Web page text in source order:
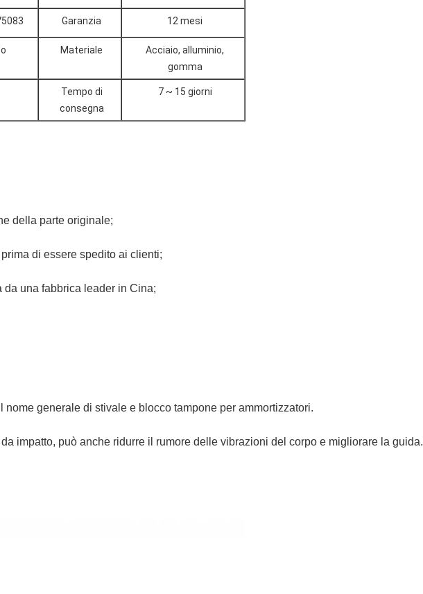
Garanzia 12 mesi
Materiale
Acciaio, alluminio,
gomma
Tempo di
consegna
7 ~ 15 giorni
della parte originale;
di essere spedito ai clienti;
una fabbrica leader in Cina;
nome generale di stivale e blocco tampone per ammortizzatori.
impatto, può anche ridurre il rumore delle vibrazioni del corpo e migliorare la guida.